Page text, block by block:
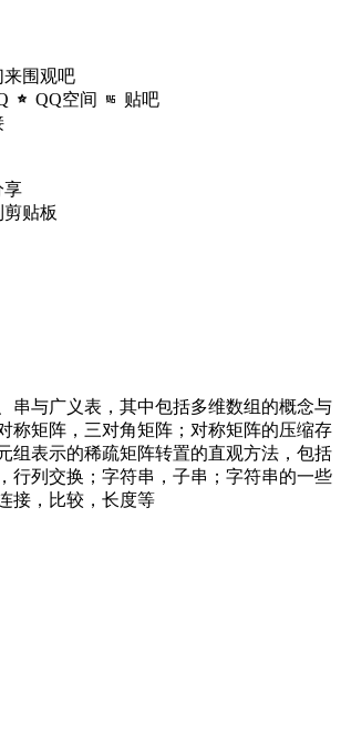
来围观吧
QQ空间 贴吧
享
贴板
串与广义表，其中包括多维数组的概念与
称矩阵，三对角矩阵；对称矩阵的压缩存
组表示的稀疏矩阵转置的直观方法，包括
行列交换；字符串，子串；字符串的一些
接，比较，长度等